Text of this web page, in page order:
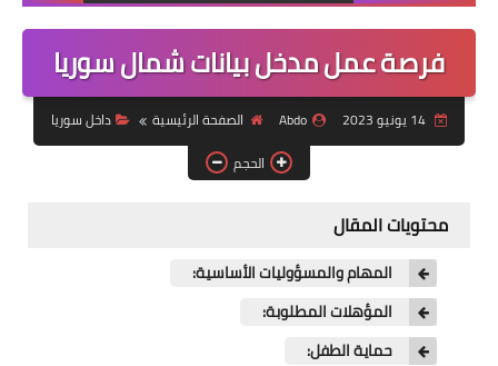
القائمة
مناقصات
فرص عمل داخل سوريا
فرص عمل في تركيا
فرص عمل في اليمن
فرصة عمل مدخل بيانات شمال سوريا
14 يونيو 2023 Abdo الصفحة الرئيسية
داخل سوريا
الحجم
محتويات المقال
المهام والمسؤوليات الأساسية:
المؤهلات المطلوبة:
حماية الطفل: